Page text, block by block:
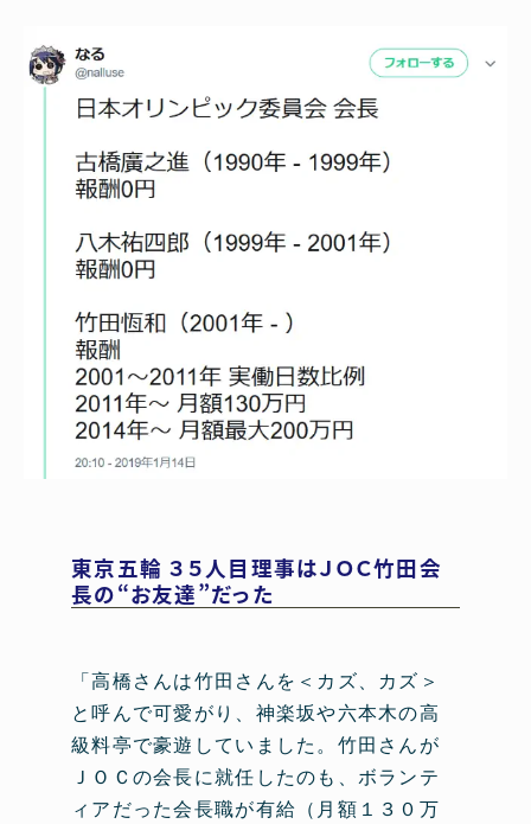
東京五輪 ３５人目理事はＪＯＣ竹田会
長の“お友達”だった
「高橋さんは竹田さんを＜カズ、カズ＞
と呼んで可愛がり、神楽坂や六本木の高
級料亭で豪遊していました。竹田さんが
ＪＯＣの会長に就任したのも、ボランテ
ィアだった会長職が有給（月額１３０万